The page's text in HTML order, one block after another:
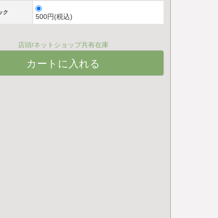
ク
500円(税込)
店頭/ネットショップ共有在庫